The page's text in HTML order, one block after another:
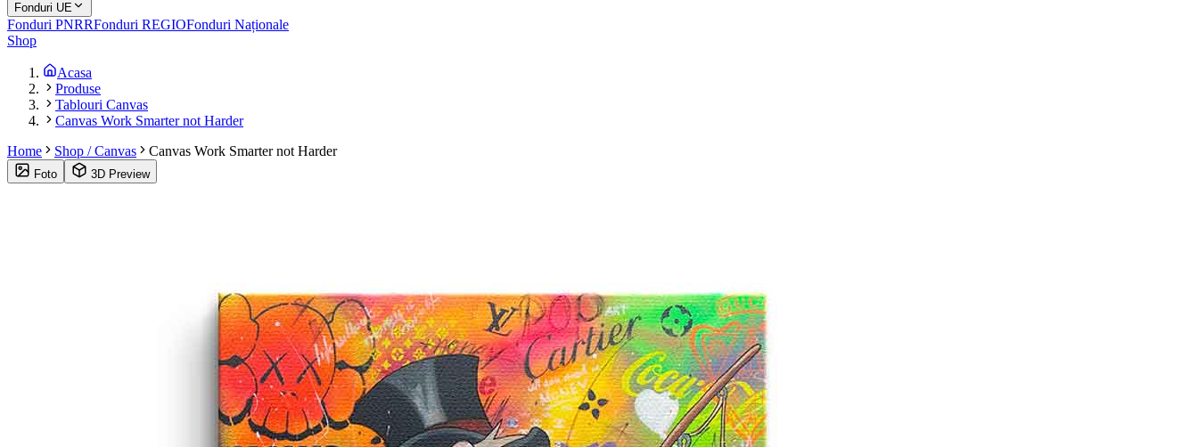
Fonduri UE
Fonduri PNRRFonduri REGIOFonduri Naționale
Shop
Acasa
Produse
Tablouri Canvas
Canvas Work Smarter not Harder
Home
Shop / Canvas Canvas Work Smarter not Harder
Foto 3D Preview